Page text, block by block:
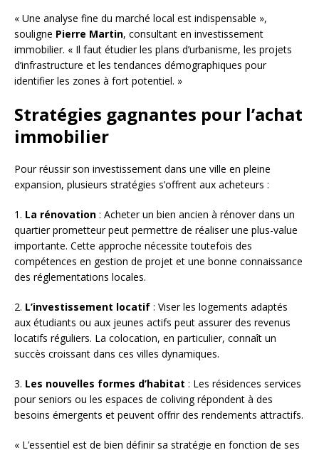
« Une analyse fine du marché local est indispensable »,
souligne Pierre Martin, consultant en investissement
immobilier. « Il faut étudier les plans d’urbanisme, les projets
d’infrastructure et les tendances démographiques pour
identifier les zones à fort potentiel. »
Stratégies gagnantes pour l’achat
immobilier
Pour réussir son investissement dans une ville en pleine
expansion, plusieurs stratégies s’offrent aux acheteurs :
1. La rénovation : Acheter un bien ancien à rénover dans un
quartier prometteur peut permettre de réaliser une plus-value
importante. Cette approche nécessite toutefois des
compétences en gestion de projet et une bonne connaissance
des réglementations locales.
2. L’investissement locatif : Viser les logements adaptés
aux étudiants ou aux jeunes actifs peut assurer des revenus
locatifs réguliers. La colocation, en particulier, connaît un
succès croissant dans ces villes dynamiques.
3. Les nouvelles formes d’habitat : Les résidences services
pour seniors ou les espaces de coliving répondent à des
besoins émergents et peuvent offrir des rendements attractifs.
« L’essentiel est de bien définir sa stratégie en fonction de ses